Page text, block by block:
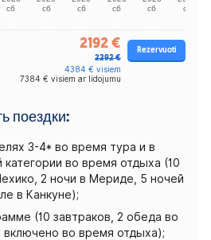
2192 €
2292 €
4384 € visiem
7384 € visiem ar lidojumu
Rezervuoti
поездки:
3-4* во время тура и в
во время отдыха (10
2 ночи в Мериде, 5 ночей
в Канкуне);
(10 завтраков, 2 обеда во
включено во время отдыха);